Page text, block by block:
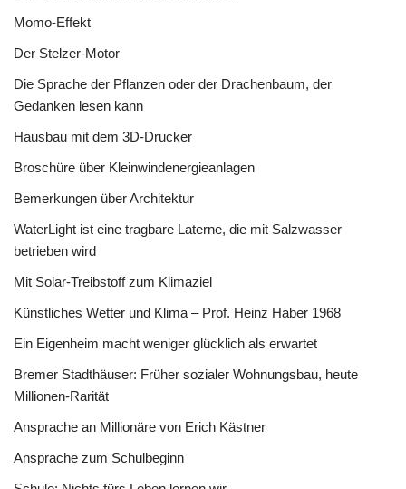
Momo-Effekt
Der Stelzer-Motor
Die Sprache der Pflanzen oder der Drachenbaum, der
Gedanken lesen kann
Hausbau mit dem 3D-Drucker
Broschüre über Kleinwindenergieanlagen
Bemerkungen über Architektur
WaterLight ist eine tragbare Laterne, die mit Salzwasser
betrieben wird
Mit Solar-Treibstoff zum Klimaziel
Künstliches Wetter und Klima – Prof. Heinz Haber 1968
Ein Eigenheim macht weniger glücklich als erwartet
Bremer Stadthäuser: Früher sozialer Wohnungsbau, heute
Millionen-Rarität
Ansprache an Millionäre von Erich Kästner
Ansprache zum Schulbeginn